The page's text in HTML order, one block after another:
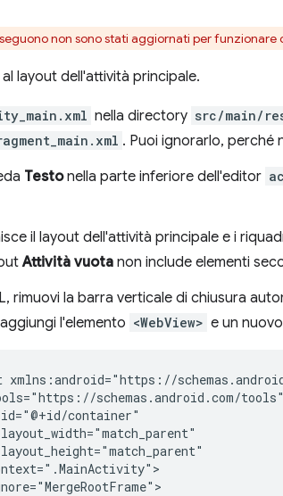
non sono stati aggiornati per
al layout dell'attività principale.
nella directory src/main/
. Puoi ignorarlo,
Testonella parte inferiore dell'editor
il layout dell'attività principale e i
Attività vuota non include elementi
rimuovi la barra verticale di chiusura
l'elemento <WebView> e un